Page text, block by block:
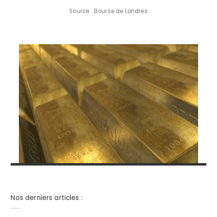
Source : Bourse de Londres
Nos derniers articles :